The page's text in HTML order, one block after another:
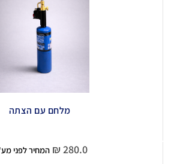
מלחם עם הצתה
₪ 280.0 המחיר לפני